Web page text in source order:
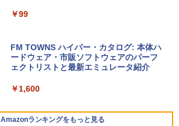
ン 15-fd 15.6インチ 16GBメモリ 512GB
SSD インテル Core 5
ersonal/Copilotキー搭載/Win 11/15.6型/
Windows版 | Minecraft (マインクラフ
ト): Java & Bedrock Edition | オンライ
￥99
FM TOWNS ハイパー・カタログ: 本体ハ
ードウェア・市販ソフトウェアのパーフ
ェクトリストと最新エミュレータ紹介
￥1,600
Amazonランキングをもっと見る